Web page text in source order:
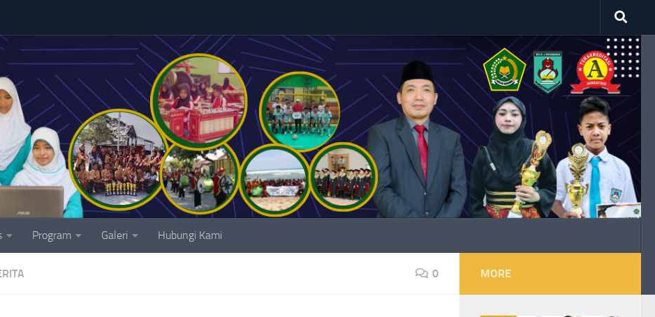
Program Galeri Hubungi Kami
0 MORE